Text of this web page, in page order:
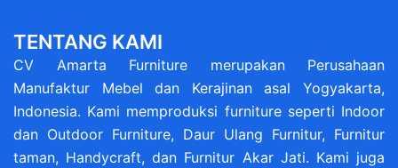
TENTANG KAMI
CV Amarta Furniture merupakan Perusahaan
Manufaktur Mebel dan Kerajinan asal Yogyakarta,
Indonesia. Kami memproduksi furniture seperti Indoor
dan Outdoor Furniture, Daur Ulang Furnitur, Furnitur
taman, Handycraft, dan Furnitur Akar Jati. Kami juga